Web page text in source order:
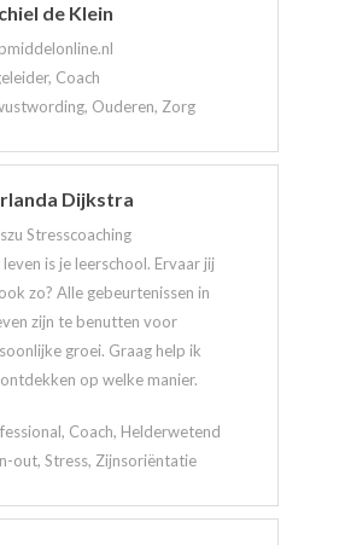
de Klein
Coach
Ouderen, Zorg
Dijkstra
Stresscoaching
leven is je leerschool. Ervaar jij
zo? Alle gebeurtenissen in
zijn te benutten voor
groei. Graag help ik
op welke manier.
Coach, Helderwetend
out, Stress, Zijnsoriëntatie